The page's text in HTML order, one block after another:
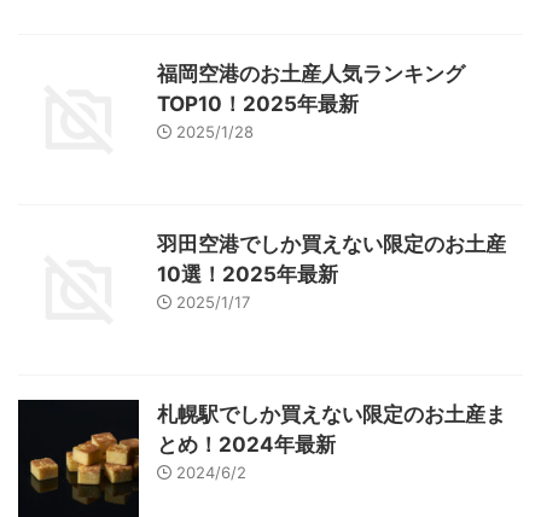
福岡空港のお土産人気ランキング
TOP10！2025年最新
2025/1/28
羽田空港でしか買えない限定のお土産
10選！2025年最新
2025/1/17
札幌駅でしか買えない限定のお土産ま
とめ！2024年最新
2024/6/2